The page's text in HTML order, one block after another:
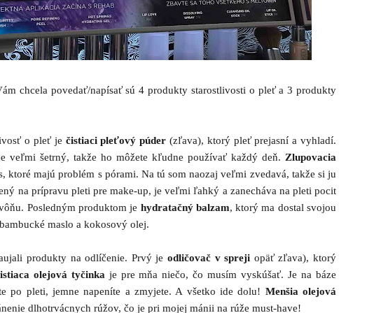
chcela povedať/napísať sú 4 produkty starostlivosti o pleť a 3 produkty
o pleť je čistiaci pleťový púder (zľava), ktorý pleť prejasní a vyhladí.
veľmi šetrný, takže ho môžete kľudne používať každý deň. Zlupovacia
ktoré majú problém s pórami. Na tú som naozaj veľmi zvedavá, takže si ju
na prípravu pleti pre make-up, je veľmi ľahký a zanecháva na pleti pocit
Posledným produktom je hydratačný balzam, ktorý ma dostal svojou
maslo a kokosový olej.
produkty na odlíčenie. Prvý je odličovač v spreji opäť zľava), ktorý
olejová tyčinka je pre mňa niečo, čo musím vyskúšať. Je na báze
po pleti, jemne napeníte a zmyjete. A všetko ide dolu! Menšia olejová
dlhotrvácnych rúžov, čo je pri mojej mánii na rúže must-have!